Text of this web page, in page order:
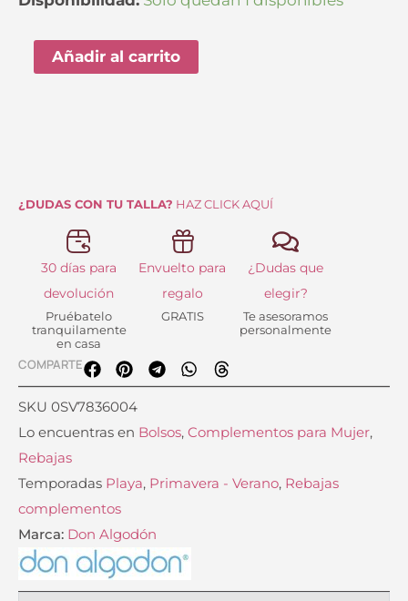
precio
original
era:
precio
Hombro
Beige
Añadir al carrito
¿DUDAS CON TU TALLA? HAZ CLICK AQUÍ
30 días para
devolución
Pruébatelo
tranquilamente
en casa
Envuelto para
regalo
GRATIS
¿Dudas que
elegir?
Te asesoramos
personalmente
COMPARTE
SKU 0SV7836004
Lo encuentras en Bolsos, Complementos para Mujer,
Rebajas
Temporadas Playa, Primavera - Verano, Rebajas
complementos
Marca: Don Algodón